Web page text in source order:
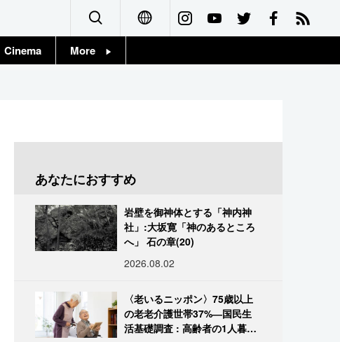
العربية
Русский
Cinema More
東京
お知らせ
あなたにおすすめ
岩壁を御神体とする「神内神
社」:大坂寛「神のあるところ
へ」 石の章(20)
2026.08.02
〈老いるニッポン〉75歳以上
の老老介護世帯37%―国民生
活基礎調査 : 高齢者の1人暮ら